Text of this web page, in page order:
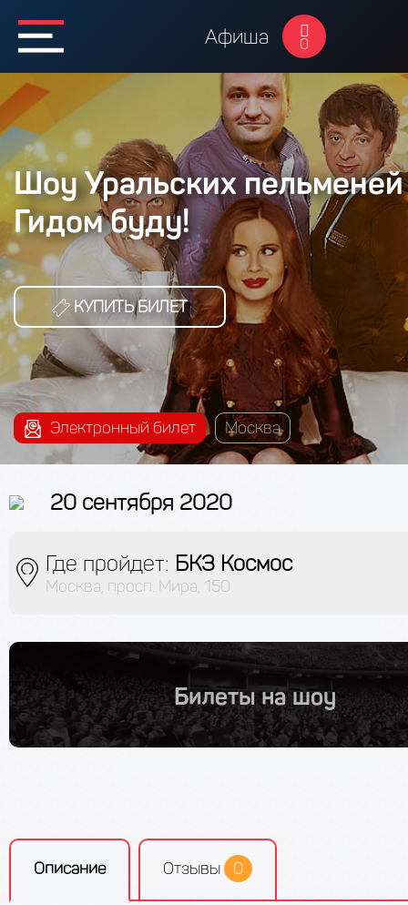
Афиша 0
Шоу Уральских
Гидом буду!
КУПИТЬ БИЛЕТ
Электронный билет Москва
20 сентября 2020
Где пройдет: БКЗ Космос
Москва, просп. Мира, 150
Билеты на шоу
Описание Отзывы 0